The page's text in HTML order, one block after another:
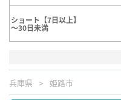
ショート【7日以上】
～30日未満
兵庫県 姫路市